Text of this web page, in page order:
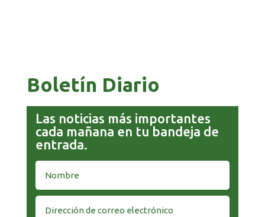
Boletín Diario
Las noticias más importantes
cada mañana en tu bandeja de
entrada.